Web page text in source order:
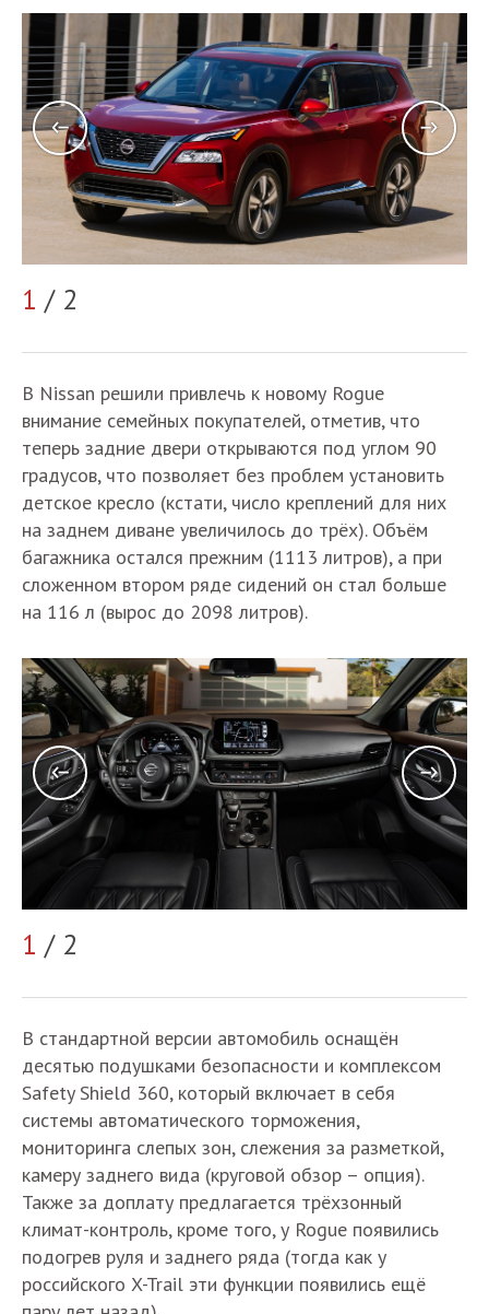
1 / 2
В Nissan решили привлечь к новому Rogue
внимание семейных покупателей, отметив, что
теперь задние двери открываются под углом 90
градусов, что позволяет без проблем установить
детское кресло (кстати, число креплений для них
на заднем диване увеличилось до трёх). Объём
багажника остался прежним (1113 литров), а при
сложенном втором ряде сидений он стал больше
на 116 л (вырос до 2098 литров).
1 / 2
В стандартной версии автомобиль оснащён
десятью подушками безопасности и комплексом
Safety Shield 360, который включает в себя
системы автоматического торможения,
мониторинга слепых зон, слежения за разметкой,
камеру заднего вида (круговой обзор – опция).
Также за доплату предлагается трёхзонный
климат-контроль, кроме того, у Rogue появились
подогрев руля и заднего ряда (тогда как у
российского X-Trail эти функции появились ещё